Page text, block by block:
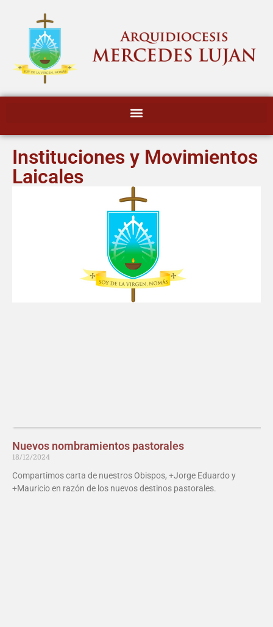
Instituciones y Movimientos
Laicales
Nuevos nombramientos pastorales
18/12/2024
Compartimos carta de nuestros Obispos, +Jorge Eduardo y
+Mauricio en razón de los nuevos destinos pastorales.